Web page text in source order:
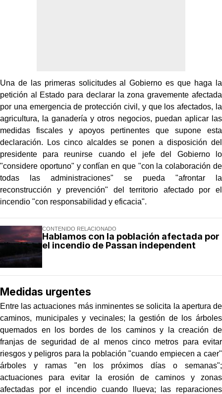
Una de las primeras solicitudes al Gobierno es que haga la
petición al Estado para declarar la zona gravemente afectada
por una emergencia de protección civil, y que los afectados, la
agricultura, la ganadería y otros negocios, puedan aplicar las
medidas fiscales y apoyos pertinentes que supone esta
declaración. Los cinco alcaldes se ponen a disposición del
presidente para reunirse cuando el jefe del Gobierno lo
"considere oportuno" y confían en que "con la colaboración de
todas las administraciones" se pueda "afrontar la
reconstrucción y prevención" del territorio afectado por el
incendio "con responsabilidad y eficacia".
CONTENIDO RELACIONADO
Hablamos con la población afectada por
el incendio de Passan independent
Medidas urgentes
Entre las actuaciones más inminentes se solicita la apertura de
caminos, municipales y vecinales; la gestión de los árboles
quemados en los bordes de los caminos y la creación de
franjas de seguridad de al menos cinco metros para evitar
riesgos y peligros para la población "cuando empiecen a caer"
árboles y ramas "en los próximos días o semanas";
actuaciones para evitar la erosión de caminos y zonas
afectadas por el incendio cuando llueva; las reparaciones